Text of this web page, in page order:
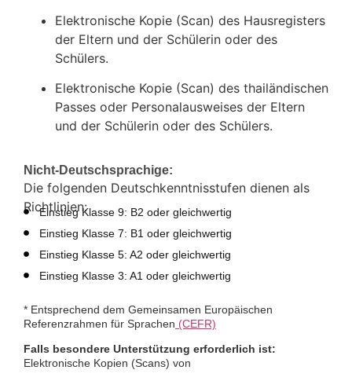
Elektronische Kopie (Scan) des Hausregisters
der Eltern und der Schülerin oder des
Schülers.
Elektronische Kopie (Scan) des thailändischen
Passes oder Personalausweises der Eltern
und der Schülerin oder des Schülers.
Nicht-Deutschsprachige:
Die folgenden Deutschkenntnisstufen dienen als
Richtlinien:
Einstieg Klasse 9: B2 oder gleichwertig
Einstieg Klasse 7: B1 oder gleichwertig
Einstieg Klasse 5: A2 oder gleichwertig
Einstieg Klasse 3: A1 oder gleichwertig
* Entsprechend dem Gemeinsamen Europäischen
Referenzrahmen für Sprachen (CEFR)
Falls besondere Unterstützung erforderlich ist:
Elektronische Kopien (Scans) von